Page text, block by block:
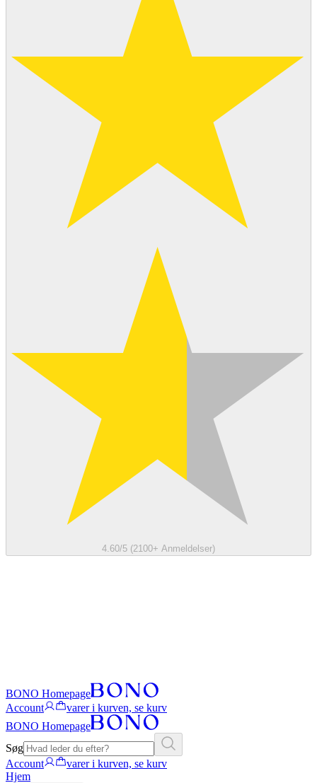
4.60/5 (2100+ Anmeldelser)
BONO Homepage
Account
varer i kurven, se kurv
BONO Homepage
Søg
Account
varer i kurven, se kurv
Hjem